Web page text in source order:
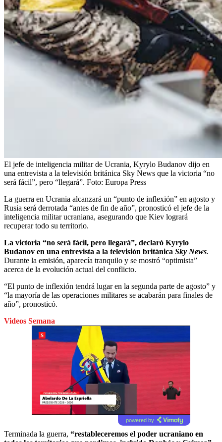
El jefe de inteligencia militar de Ucrania, Kyrylo Budanov dijo en
una entrevista a la televisión británica Sky News que la victoria “no
será fácil”, pero “llegará”. Foto: Europa Press
La guerra en Ucrania alcanzará un “punto de inflexión” en agosto y
Rusia será derrotada “antes de fin de año”, pronosticó el jefe de la
inteligencia militar ucraniana, asegurando que Kiev logrará
recuperar todo su territorio.
La victoria “no será fácil, pero llegará”, declaró Kyrylo
Budanov en una entrevista a la televisión británica Sky News.
Durante la emisión, aparecía tranquilo y se mostró “optimista”
acerca de la evolución actual del conflicto.
“El punto de inflexión tendrá lugar en la segunda parte de agosto” y
“la mayoría de las operaciones militares se acabarán para finales de
año”, pronosticó.
Videos Semana
powered by
Terminada la guerra, “restableceremos el poder ucraniano en